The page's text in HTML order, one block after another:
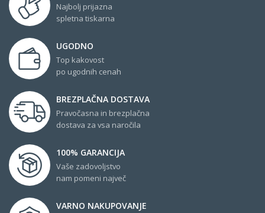
Najbolj prijazna
spletna tiskarna
UGODNO
Top kakovost
po ugodnih cenah
BREZPLAČNA DOSTAVA
Pravočasna in brezplačna
dostava za vsa naročila
100% GARANCIJA
Vaše zadovoljstvo
nam pomeni največ
VARNO NAKUPOVANJE